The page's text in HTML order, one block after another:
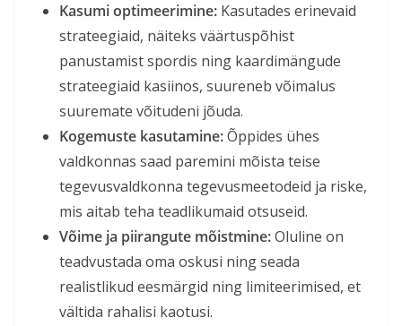
Kasumi optimeerimine: Kasutades erinevaid
strateegiaid, näiteks väärtuspõhist
panustamist spordis ning kaardimängude
strateegiaid kasiinos, suureneb võimalus
suuremate võitudeni jõuda.
Kogemuste kasutamine:Õppides ühes
valdkonnas saad paremini mõista teise
tegevusvaldkonna tegevusmeetodeid ja riske,
mis aitab teha teadlikumaid otsuseid.
Võime ja piirangute mõistmine:Oluline on
teadvustada oma oskusi ning seada
realistlikud eesmärgid ning limiteerimised, et
vältida rahalisi kaotusi.